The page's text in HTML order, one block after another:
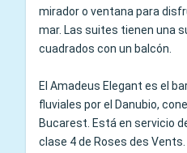
mirador o ventana para
mar. Las suites tienen una
cuadrados con un balcón.
El Amadeus Elegant es el
fluviales por el Danubio,
Bucarest. Está en servicio
clase 4 de Roses des